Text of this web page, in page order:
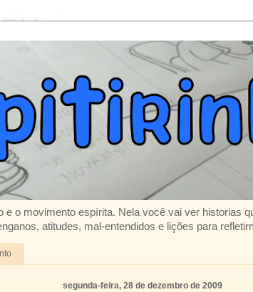
e o movimento espírita. Nela você vai ver historias
atitudes, mal-entendidos e lições para
segunda-feira, 28 de dezembro de 2009